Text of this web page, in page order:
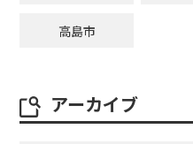
高島市
アーカイブ